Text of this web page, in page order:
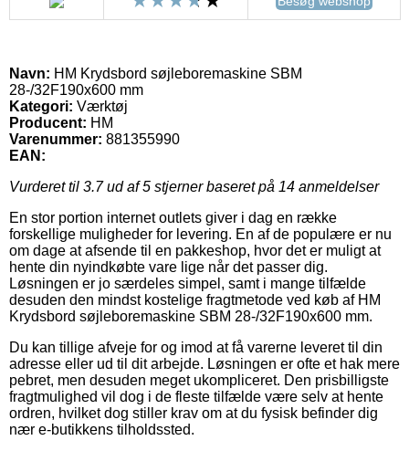
Navn: HM Krydsbord søjleboremaskine SBM
28-/32F190x600 mm
Kategori: Værktøj
Producent: HM
Varenummer: 881355990
EAN:
Vurderet til 3.7ud af 5 stjerner baseret på 14 anmeldelser
En stor portion internet outlets giver i dag en række
forskellige muligheder for levering. En af de populære er nu
om dage at afsende til en pakkeshop, hvor det er muligt at
hente din nyindkøbte vare lige når det passer dig.
Løsningen er jo særdeles simpel, samt i mange tilfælde
desuden den mindst kostelige fragtmetode ved køb af HM
Krydsbord søjleboremaskine SBM 28-/32F190x600 mm.
Du kan tillige afveje for og imod at få varerne leveret til din
adresse eller ud til dit arbejde. Løsningen er ofte et hak mere
pebret, men desuden meget ukompliceret. Den prisbilligste
fragtmulighed vil dog i de fleste tilfælde være selv at hente
ordren, hvilket dog stiller krav om at du fysisk befinder dig
nær e-butikkens tilholdssted.